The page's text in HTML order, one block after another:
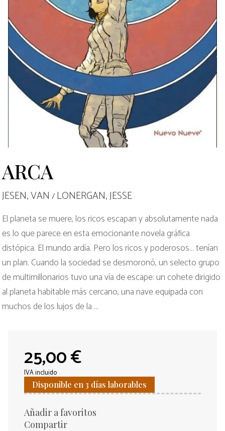
ARCA
JESEN, VAN /LONERGAN, JESSE
El planeta se muere, los ricos escapan y absolutamente nada
es lo que parece en esta emocionante novela gráfica
distópica. El mundo ardía. Pero los ricos y poderosos... tenían
un plan. Cuando la sociedad se desmoronó, un selecto grupo
de multimillonarios tuvo una vía de escape: un cohete dirigido
al planeta habitable más cercano, una nave equipada con
muchos de los lujos de la ...
25,00 €
IVA incluido
Disponible en 3 días laborables
Añadir a favoritos
Compartir